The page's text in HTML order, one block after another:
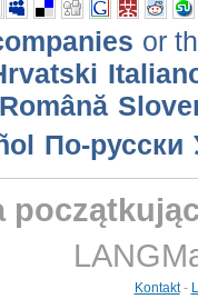
or
Română
По-русски
Kontakt-